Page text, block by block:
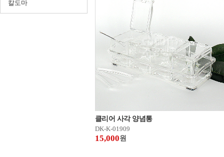
칼도마
클리어 사각 양념통
DK-K-01909
15,000원